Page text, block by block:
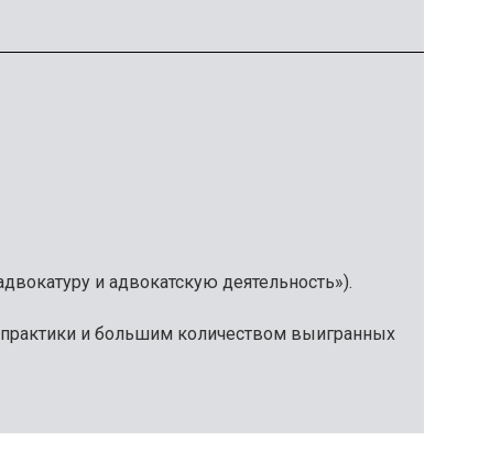
и адвокатскую деятельность»).
и большим количеством выигранных